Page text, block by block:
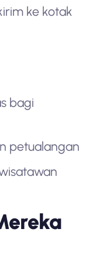
ke kotak
bagi
petualangan